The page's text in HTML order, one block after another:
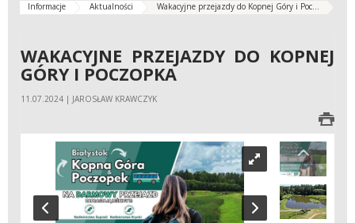
Informacje Aktualności Wakacyjne przejazdy do Kopnej Góry i Poc...
WAKACYJNE PRZEJAZDY DO KOPNEJ
GÓRY I POCZOPKA
11.07.2024 | JAROSŁAW KRAWCZYK